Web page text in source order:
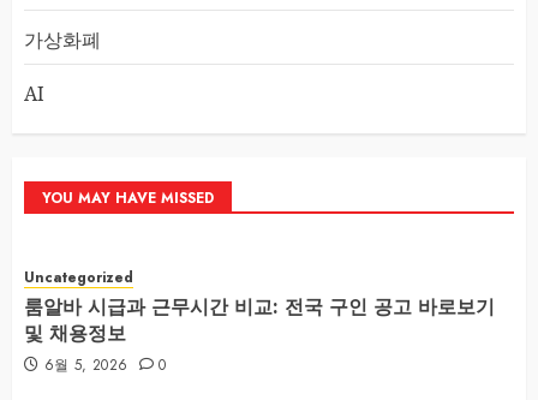
가상화폐
AI
YOU MAY HAVE MISSED
Uncategorized
룸알바 시급과 근무시간 비교: 전국 구인 공고 바로보기
및 채용정보
6월 5, 2026 0